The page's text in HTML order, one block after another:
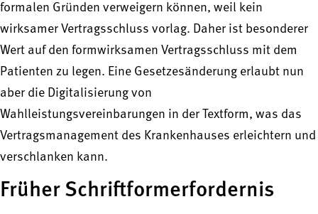
formalen Gründen verweigern können, weil kein
wirksamer Vertragsschluss vorlag. Daher ist besonderer
Wert auf den formwirksamen Vertragsschluss mit dem
Patienten zu legen. Eine Gesetzesänderung erlaubt nun
aber die Digitalisierung von
Wahlleistungsvereinbarungen in der Textform, was das
Vertragsmanagement des Krankenhauses erleichtern und
verschlanken kann.
Früher Schriftformerfordernis